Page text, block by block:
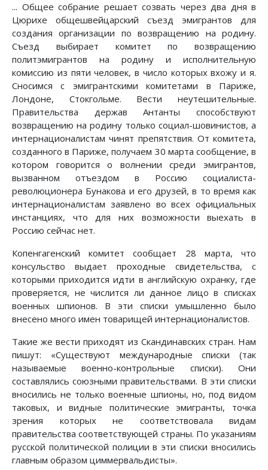
... Общее собрание решает созвать через два дня в
Цюрихе общешвейцарский съезд эмигрантов для
создания организации по возвращению на родину.
Съезд выбирает комитет по возвращению
политэмигрантов на родину и исполнительную
комиссию из пяти человек, в число которых вхожу и я.
Сносимся с эмигрантскими комитетами в Париже,
Лондоне, Стокгольме. Вести неутешительные.
Правительства держав Антанты способствуют
возвращению на родину только социал-шовинистов, а
интернационалистам чинят препятствия. От комитета,
созданного в Париже, получаем 30 марта сообщение, в
котором говорится о волнении среди эмигрантов,
вызванном отъездом в Россию социалиста-
революционера Бунакова и его друзей, в то время как
интернационалистам заявлено во всех официальных
инстанциях, что для них возможности выехать в
Россию сейчас нет.
Копенгагенский комитет сообщает 28 марта, что
консульство выдает проходные свидетельства, с
которыми приходится идти в английскую охранку, где
проверяется, не числится ли данное лицо в списках
военных шпионов. В эти списки умышленно было
внесено много имен товарищей интернационалистов.
Такие же вести приходят из Скандинавских стран. Нам
пишут: «Существуют международные списки (так
называемые военно-контрольные списки). Они
составлялись союзными правительствами. В эти списки
вносились не только военные шпионы, но, под видом
таковых, и видные политические эмигранты, точка
зрения которых не соответствовала видам
правительства соответствующей страны. По указаниям
русской политической полиции в эти списки вносились
главным образом циммервальдисты».